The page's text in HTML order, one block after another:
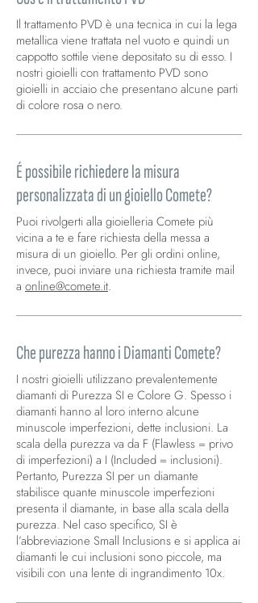
Il trattamento PVD è una tecnica in cui la lega
metallica viene trattata nel vuoto e quindi un
cappotto sottile viene depositato su di esso. I
nostri gioielli con trattamento PVD sono
gioielli in acciaio che presentano alcune parti
di colore rosa o nero.
É possibile richiedere la misura
personalizzata di un gioiello Comete?
Puoi rivolgerti alla gioielleria Comete più
vicina a te e fare richiesta della messa a
misura di un gioiello. Per gli ordini online,
invece, puoi inviare una richiesta tramite mail
a online@comete.it.
Che purezza hanno i Diamanti Comete?
I nostri gioielli utilizzano prevalentemente
diamanti di Purezza SI e Colore G. Spesso i
diamanti hanno al loro interno alcune
minuscole imperfezioni, dette inclusioni. La
scala della purezza va da F (Flawless = privo
di imperfezioni) a I (Included = inclusioni).
Pertanto, Purezza SI per un diamante
stabilisce quante minuscole imperfezioni
presenta il diamante, in base alla scala della
purezza. Nel caso specifico, SI è
l’abbreviazione Small Inclusions e si applica ai
diamanti le cui inclusioni sono piccole, ma
visibili con una lente di ingrandimento 10x.